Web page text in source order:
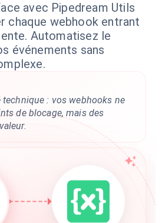
avec Pipedream Utils
chaque webhook entrant
Automatisez le
événements sans
technique : vos webhooks ne
de blocage, mais des